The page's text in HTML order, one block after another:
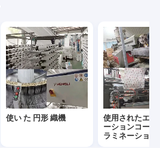
使い た 円形 織機
使用されたエク
ーションコーテ
ラミネーション